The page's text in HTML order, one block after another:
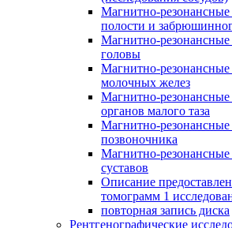
Магнитно-
полости и
Магнитно-резонансные
головы
Магнитно-резонансные
молочных желез
Магнитно-резонансные
органов малого таза
Магнитно-резонансные
позвоночника
Магнитно-резонансные
суставов
Описание
томограмм 1
повторная запись диска
Рентгенографические